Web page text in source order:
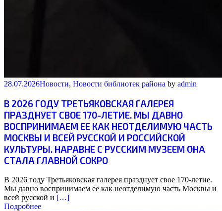
28.07.2026Новости, Новости библиотек района by admin
В 2026 ГОДУ ТРЕТЬЯКОВСКАЯ ГАЛЕРЕЯ
ПРАЗДНУЕТ СВОЕ 170-ЛЕТИЕ. МЫ ДАВНО
ВОСПРИНИМАЕМ ЕЕ КАК НЕОТДЕЛИМУЮ ЧАСТЬ
МОСКВЫ И ВСЕЙ РУССКОЙ И РОССИЙСКОЙ
КУЛЬТУРЫ. НАРАВНЕ С РУССКИМ МУЗЕЕМ ОНА
СТАЛА ГЛАВНОЙ СОКРО
В 2026 году Третьяковская галерея празднует свое 170-летие.
Мы давно воспринимаем ее как неотделимую часть Москвы и
всей русской и […]
Подробнее